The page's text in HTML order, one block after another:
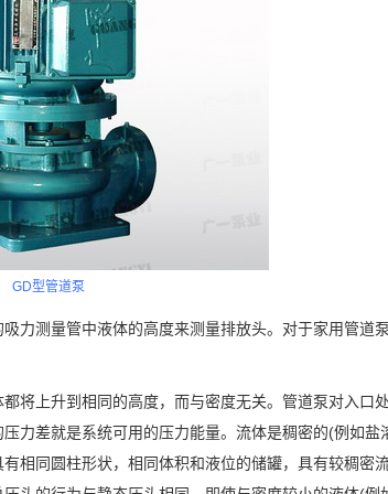
GD型管道泵
吸力测量管中液体的高度来测量排放头。对于家用管道
上升到相同的高度，而与密度无关。管道泵对入口
力差就是系统可用的压力能量。流体是稠密的(例如盐
相同圆柱形状，相同体积和液位的储罐，具有较稠密